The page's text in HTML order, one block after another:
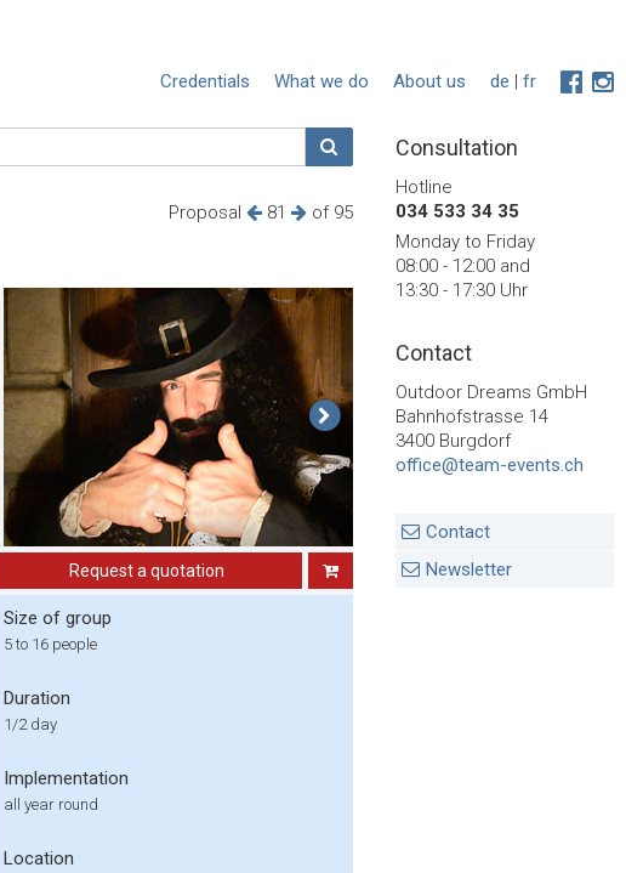
de | fr
About us
What we do
Credentials
Proposal 81 of 95
Request a quotation
Size of group
5 to 16 people
Duration
1/2 day
Implementation
all year round
Location
Consultation
Hotline
034 533 34 35
Monday to Friday
08:00 - 12:00 and
13:30 - 17:30 Uhr
Contact
Outdoor Dreams GmbH
Bahnhofstrasse 14
3400 Burgdorf
office@team-events.ch
Contact
Newsletter